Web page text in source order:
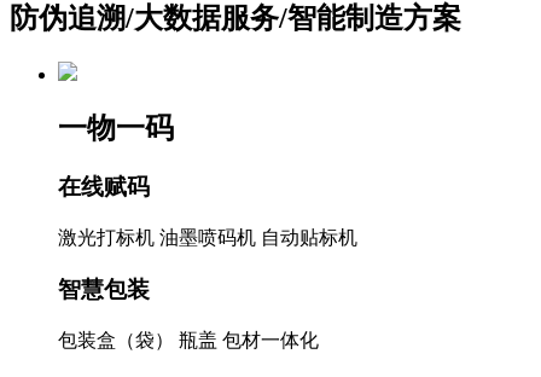
防伪追溯/大数据服务/智能制造方案
一物一码
在线赋码
激光打标机 油墨喷码机 自动贴标机
智慧包装
包装盒（袋） 瓶盖 包材一体化